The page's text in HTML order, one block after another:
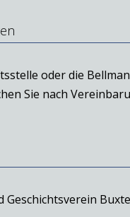
oder die
Sie nach
Geschichtsverein